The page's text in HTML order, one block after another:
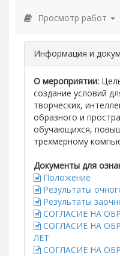
Просмотр работ
Информация и
О мероприятии:
создание условий
творческих,
образного и
обучающихся,
трехмерному
Документы для
Положение
Результаты
Результаты
СОГЛАСИЕ НА
СОГЛАСИЕ НА
ЛЕТ
СОГЛАСИЕ НА